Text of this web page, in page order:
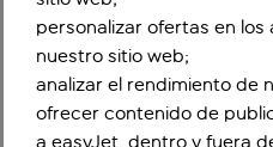
personalizar ofertas en
nuestro sitio web;
analizar el rendimiento de
ofrecer contenido de
a easyJet, dentro y fuera